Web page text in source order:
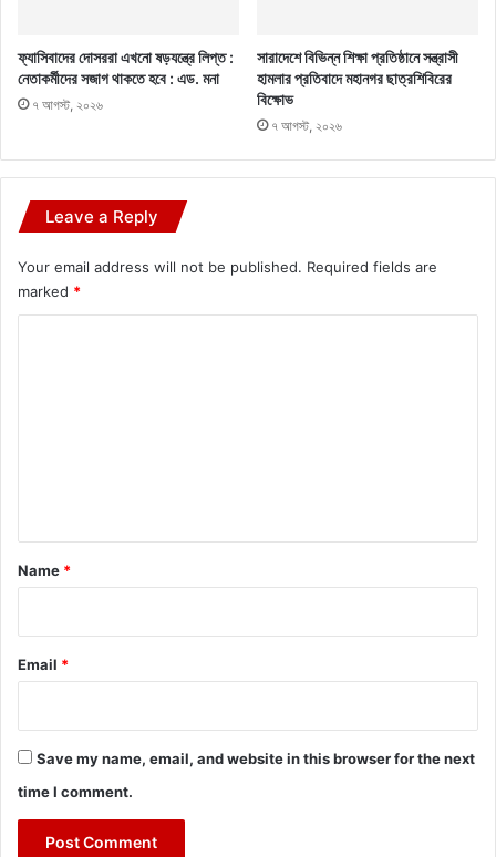
ফ্যাসিবাদের দোসররা এখনো ষড়যন্ত্রে লিপ্ত :
নেতাকর্মীদের সজাগ থাকতে হবে : এড. মনা
৭ আগস্ট, ২০২৬
সারাদেশে বিভিন্ন শিক্ষা প্রতিষ্ঠানে সন্ত্রাসী
হামলার প্রতিবাদে মহানগর ছাত্রশিবিরের
বিক্ষোভ
৭ আগস্ট, ২০২৬
Leave a Reply
Your email address will not be published. Required fields are
marked *
*
Name *
Email *
Save my name, email, and website in this browser for the next
time I comment.